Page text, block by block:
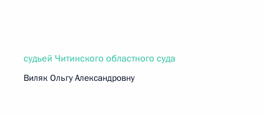
судьей Читинского областного суда
Виляк Ольгу Александровну